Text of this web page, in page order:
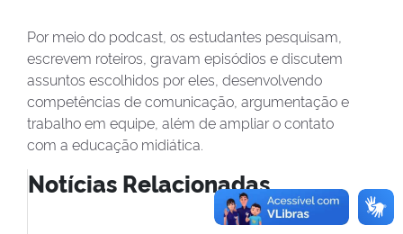
Por meio do podcast, os estudantes pesquisam,
escrevem roteiros, gravam episódios e discutem
assuntos escolhidos por eles, desenvolvendo
competências de comunicação, argumentação e
trabalho em equipe, além de ampliar o contato
com a educação midiática.
Notícias Relacionadas